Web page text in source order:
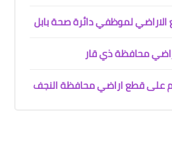
لموظفي دائرة صحة بابل
محافظة ذي قار
على قطع اراضي محافظة النجف